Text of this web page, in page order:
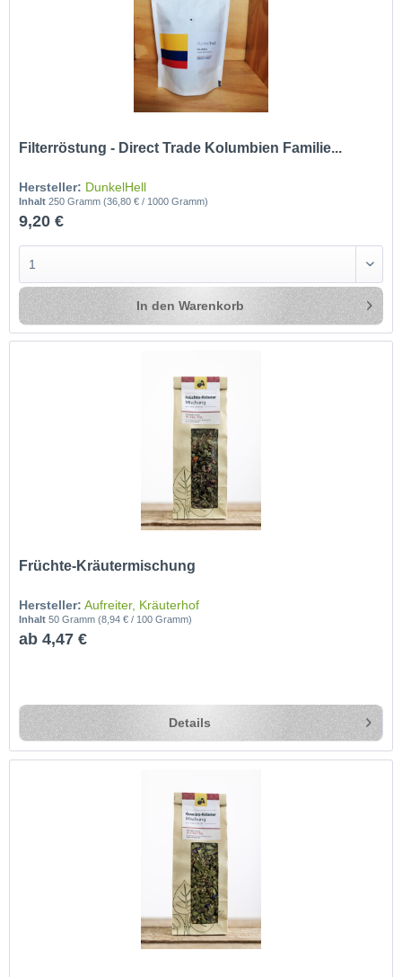
Filterröstung - Direct Trade Kolumbien Familie...
Hersteller: DunkelHell
Inhalt250 Gramm(36,80 € / 1000 Gramm)
9,20 €
In den Warenkorb
Früchte-Kräutermischung
Hersteller: Aufreiter, Kräuterhof
Inhalt50 Gramm(8,94 € / 100 Gramm)
ab 4,47 €
Details